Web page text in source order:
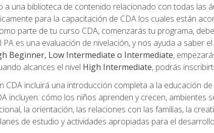
a una biblioteca de contenido relacionado con todas las
para la capacitación de CDA los cuales están
parte de tu curso CDA, comenzarás tu programa,
PA es una evaluación de nivelación, y nos ayuda a saber
Beginner, Low Intermediate o Intermediate,
alcances el nivel High Intermediate, podrás
CDA incluirá una introducción completa a la educación
incluyen: cómo los niños aprenden y crecen, ambientes
la orientación, las relaciones con las familias, la
de estudio y actividades apropiadas para el